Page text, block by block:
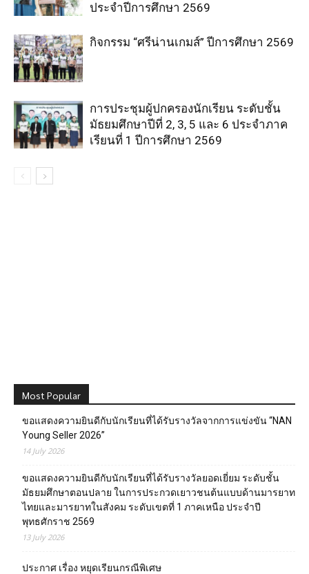
ประจำปีการศึกษา 2569
กิจกรรม “ศรีน่านเกมส์” ปีการศึกษา 2569
การประชุมผู้ปกครองนักเรียน ระดับชั้น
มัธยมศึกษาปีที่ 2, 3, 5 และ 6 ประจำภาค
เรียนที่ 1 ปีการศึกษา 2569
Most Popular
ขอแสดงความยินดีกับนักเรียนที่ได้รับรางวัลจากการแข่งขัน “NAN
Young Seller 2026”
14 July 2026
ขอแสดงความยินดีกับนักเรียนที่ได้รับรางวัลยอดเยี่ยม ระดับชั้น
มัธยมศึกษาตอนปลาย ในการประกวดเยาวชนต้นแบบด้านมารยาท
ไทยและมารยาทในสังคม ระดับเขตที่ 1 ภาคเหนือ ประจำปี
พุทธศักราช 2569
13 July 2026
ประกาศ เรื่อง หยุดเรียนกรณีพิเศษ